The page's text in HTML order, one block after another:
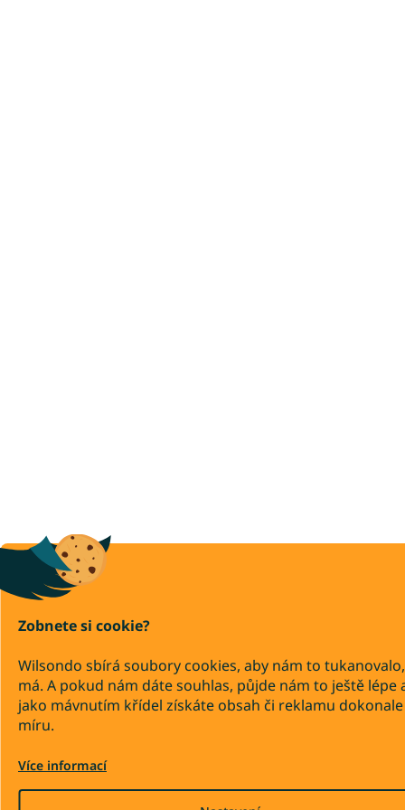
Zobnete si cookie?
Wilsondo sbírá soubory cookies, aby nám to
má. A pokud nám dáte souhlas, půjde nám to ještě lépe
jako mávnutím křídel získáte obsah či reklamu
míru.
Více informací